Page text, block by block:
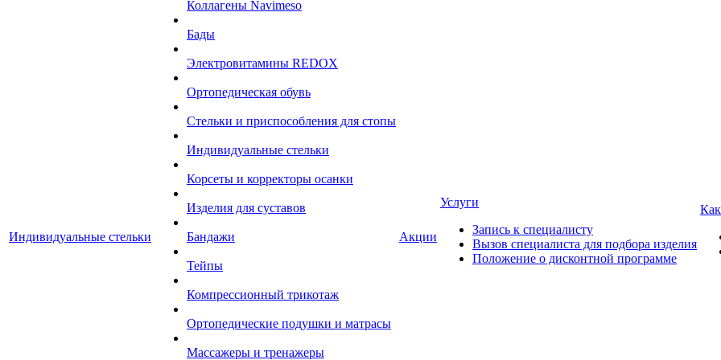
Индивидуальные стельки
Коллагены Navimeso
Бады
Электровитамины REDOX
Ортопедическая обувь
Стельки и приспособления для стопы
Индивидуальные стельки
Корсеты и корректоры осанки
Изделия для суставов
Бандажи
Тейпы
Компрессионный трикотаж
Ортопедические подушки и матрасы
Массажеры и тренажеры
Акции
Услуги
Запись к специалисту
Вызов специалиста для подбора изделия
Положение о дисконтной программе